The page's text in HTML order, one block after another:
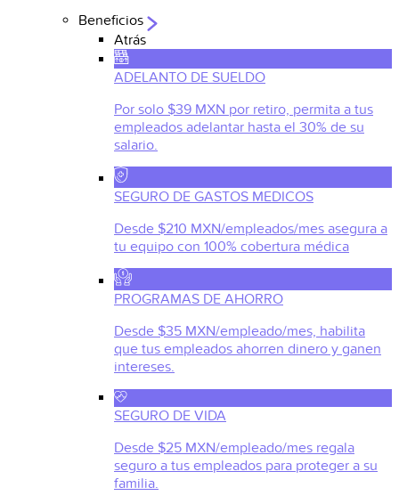
Beneficios
Atrás
ADELANTO DE SUELDO
Por solo $39 MXN por retiro, permita a tus
empleados adelantar hasta el 30% de su
salario.
SEGURO DE GASTOS MEDICOS
Desde $210 MXN/empleados/mes asegura a
tu equipo con 100% cobertura médica
PROGRAMAS DE AHORRO
Desde $35 MXN/empleado/mes, habilita
que tus empleados ahorren dinero y ganen
intereses.
SEGURO DE VIDA
Desde $25 MXN/empleado/mes regala
seguro a tus empleados para proteger a su
familia.